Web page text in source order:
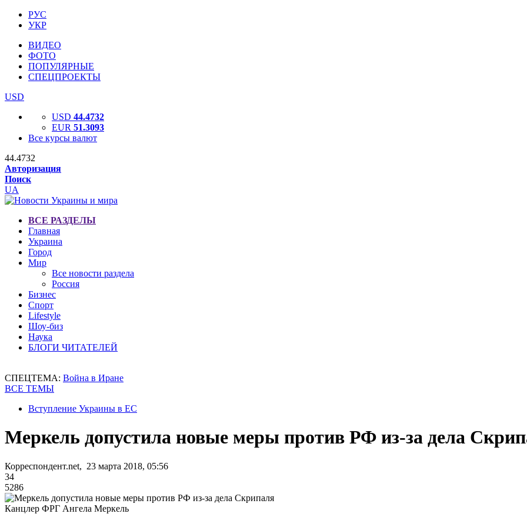
РУС
УКР
ВИДЕО
ФОТО
ПОПУЛЯРНЫЕ
СПЕЦПРОЕКТЫ
USD
USD 44.4732
EUR 51.3093
Все курсы валют
44.4732
Авторизация
Поиск
UA
ВСЕ РАЗДЕЛЫ
Главная
Украина
Город
Мир
Все новости раздела
Россия
Бизнес
Спорт
Lifestyle
Шоу-биз
Наука
БЛОГИ ЧИТАТЕЛЕЙ
СПЕЦТЕМА: Война в Иране
ВСЕ ТЕМЫ
Вступление Украины в ЕС
Меркель допустила новые меры против РФ из-за дела
Корреспондент.net, 23 марта 2018, 05:56
34
5286
Канцлер ФРГ Ангела Меркель